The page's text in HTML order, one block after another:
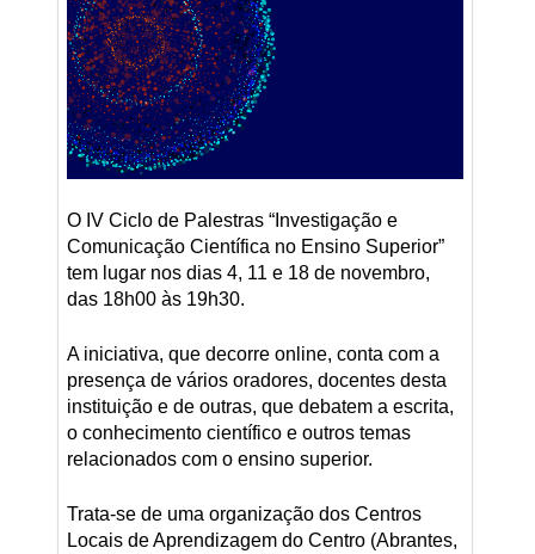
O IV Ciclo de Palestras “Investigação e
Comunicação Científica no Ensino Superior”
tem lugar nos dias 4, 11 e 18 de novembro,
das 18h00 às 19h30.
A iniciativa, que decorre online, conta com a
presença de vários oradores, docentes desta
instituição e de outras, que debatem a escrita,
o conhecimento científico e outros temas
relacionados com o ensino superior.
Trata-se de uma organização dos Centros
Locais de Aprendizagem do Centro (Abrantes,